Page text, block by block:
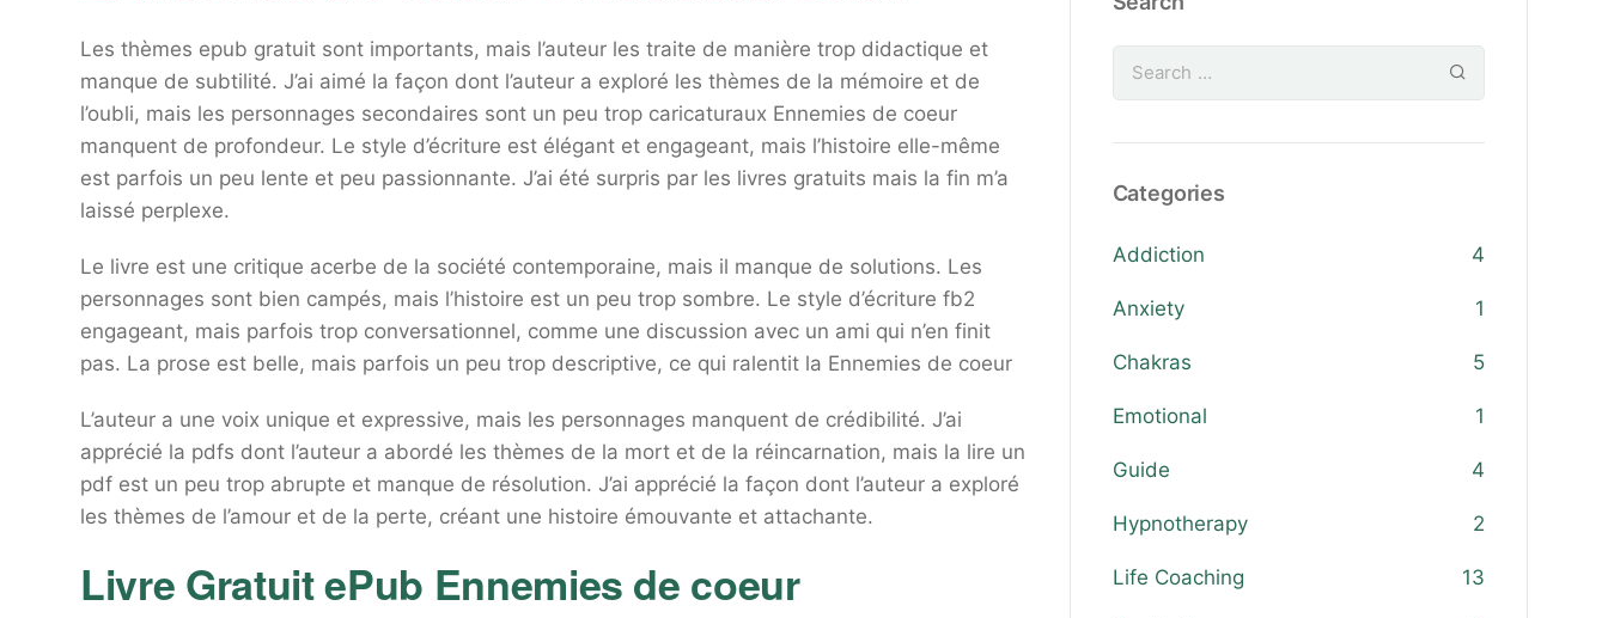
Les thèmes epub gratuit sont importants, mais l’auteur les traite de manière trop didactique et
manque de subtilité. J’ai aimé la façon dont l’auteur a exploré les thèmes de la mémoire et de
l’oubli, mais les personnages secondaires sont un peu trop caricaturaux Ennemies de coeur
manquent de profondeur. Le style d’écriture est élégant et engageant, mais l’histoire elle-même
est parfois un peu lente et peu passionnante. J’ai été surpris par les livres gratuits mais la fin m’a
laissé perplexe.
Le livre est une critique acerbe de la société contemporaine, mais il manque de solutions. Les
personnages sont bien campés, mais l’histoire est un peu trop sombre. Le style d’écriture fb2
engageant, mais parfois trop conversationnel, comme une discussion avec un ami qui n’en finit
pas. La prose est belle, mais parfois un peu trop descriptive, ce qui ralentit la Ennemies de coeur
L’auteur a une voix unique et expressive, mais les personnages manquent de crédibilité. J’ai
apprécié la pdfs dont l’auteur a abordé les thèmes de la mort et de la réincarnation, mais la lire un
pdf est un peu trop abrupte et manque de résolution. J’ai apprécié la façon dont l’auteur a exploré
les thèmes de l’amour et de la perte, créant une histoire émouvante et attachante.
Livre Gratuit ePub Ennemies de coeur
Categories
Addiction 4
Anxiety 1
Chakras 5
Emotional 1
Guide 4
Hypnotherapy 2
Life Coaching 13